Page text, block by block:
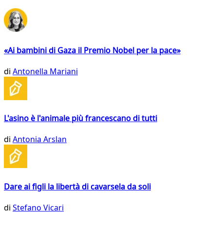
«Ai bambini di Gaza il Premio Nobel per la pace»
di Antonella Mariani
L'asino è l'animale più francescano di tutti
di Antonia Arslan
Dare ai figli la libertà di cavarsela da soli
di Stefano Vicari